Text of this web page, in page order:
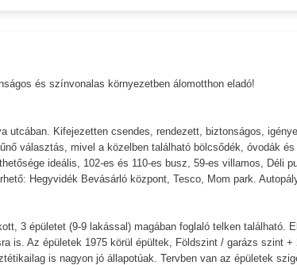
és színvonalas környezetben álomotthon eladó!
utcában. Kifejezetten csendes, rendezett, biztonságos,
választás, mivel a közelben található bölcsődék, óvodák
ideális, 102-es és 110-es busz, 59-es villamos, Déli
Hegyvidék Bevásárló központ, Tesco, Mom park.
3 épületet (9-9 lakással) magában foglaló telken található.
is. Az épületek 1975 körül épültek, Földszint / garázs szint
is nagyon jó állapotúak. Tervben van az épületek